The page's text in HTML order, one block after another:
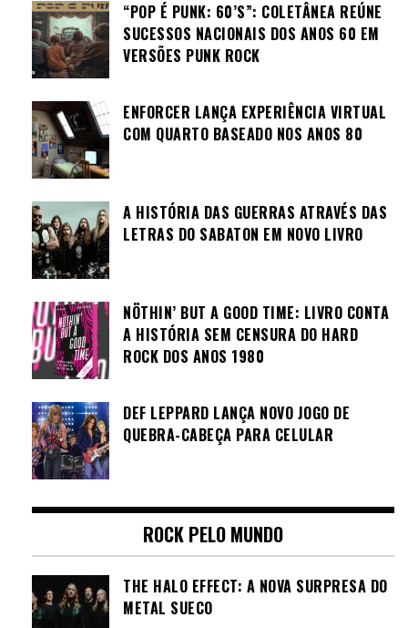
“POP É PUNK: 60’S”: COLETÂNEA REÚNE
SUCESSOS NACIONAIS DOS ANOS 60 EM
VERSÕES PUNK ROCK
ENFORCER LANÇA EXPERIÊNCIA VIRTUAL
COM QUARTO BASEADO NOS ANOS 80
A HISTÓRIA DAS GUERRAS ATRAVÉS DAS
LETRAS DO SABATON EM NOVO LIVRO
NÖTHIN’ BUT A GOOD TIME: LIVRO CONTA
A HISTÓRIA SEM CENSURA DO HARD
ROCK DOS ANOS 1980
DEF LEPPARD LANÇA NOVO JOGO DE
QUEBRA-CABEÇA PARA CELULAR
ROCK PELO MUNDO
THE HALO EFFECT: A NOVA SURPRESA DO
METAL SUECO